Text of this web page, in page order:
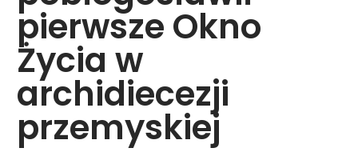
pierwsze Okno
Życia w
archidiecezji
przemyskiej